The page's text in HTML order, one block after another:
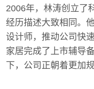
2006年，林涛创立了
经历描述大致相同。
设计师，推动公司快
家居完成了上市辅导
下，公司正朝着更加